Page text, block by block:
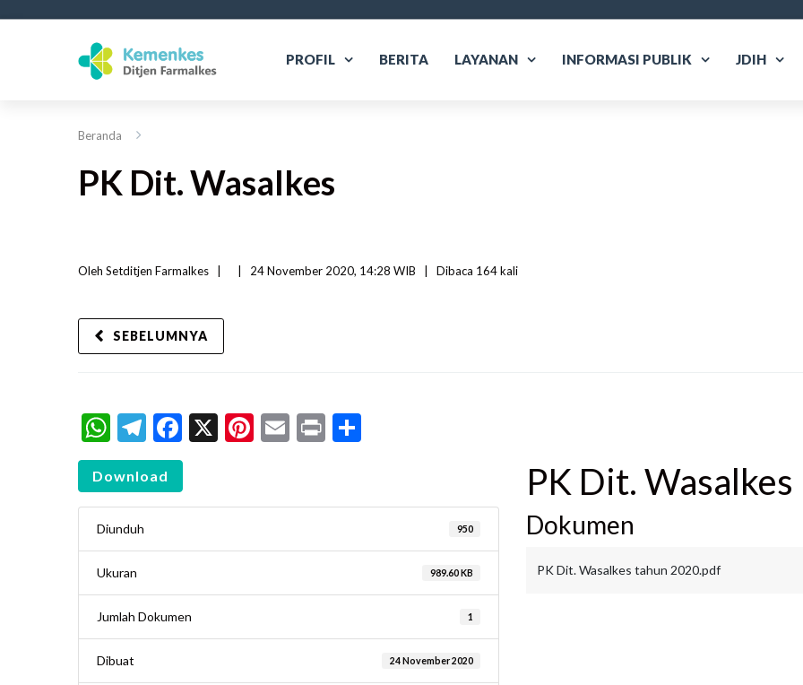
PROFIL BERITA LAYANAN INFORMASI PUBLIK JDIH
Beranda
PK Dit. Wasalkes
Oleh Setditjen Farmalkes 24 November 2020, 14:28 WIB Dibaca 164 kali
SEBELUMNYA
WhatsApp
Telegram
Facebook
X Pinterest
Email
Print
Download
Diunduh 950
Ukuran 989.60 KB
Jumlah Dokumen 1
Dibuat 24 November 2020
PK Dit. Wasalkes
Dokumen
PK Dit. Wasalkes tahun 2020.pdf